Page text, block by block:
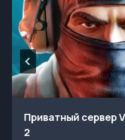
Приватный сервер
2